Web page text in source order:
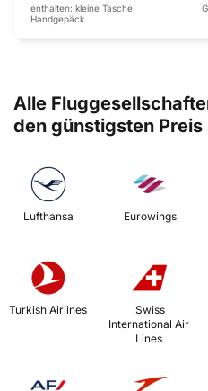
enthalten: kleine Tasche
Handgepäck
Alle
den günstigsten Preis
Lufthansa Eurowings
Turkish Airlines
International Air
Lines